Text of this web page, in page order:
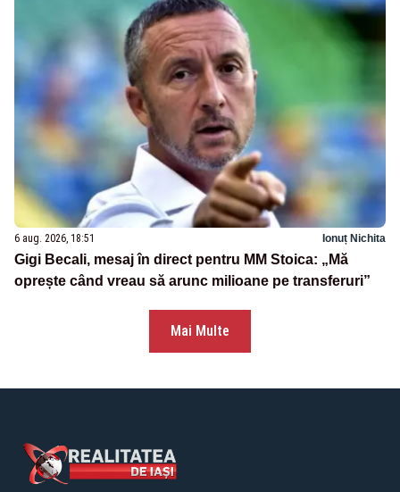
6 aug. 2026, 18:51 Ionuț Nichita
Gigi Becali, mesaj în direct pentru MM Stoica: „Mă
oprește când vreau să arunc milioane pe transferuri”
Mai Multe